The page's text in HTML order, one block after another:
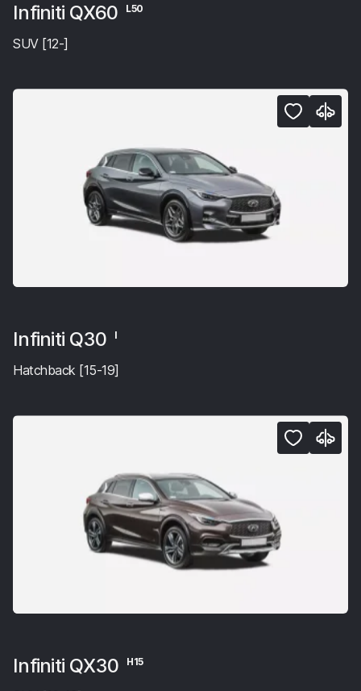
Infiniti QX60 L50
SUV [12-]
Infiniti Q30 I
Hatchback [15-19]
Infiniti QX30 H15